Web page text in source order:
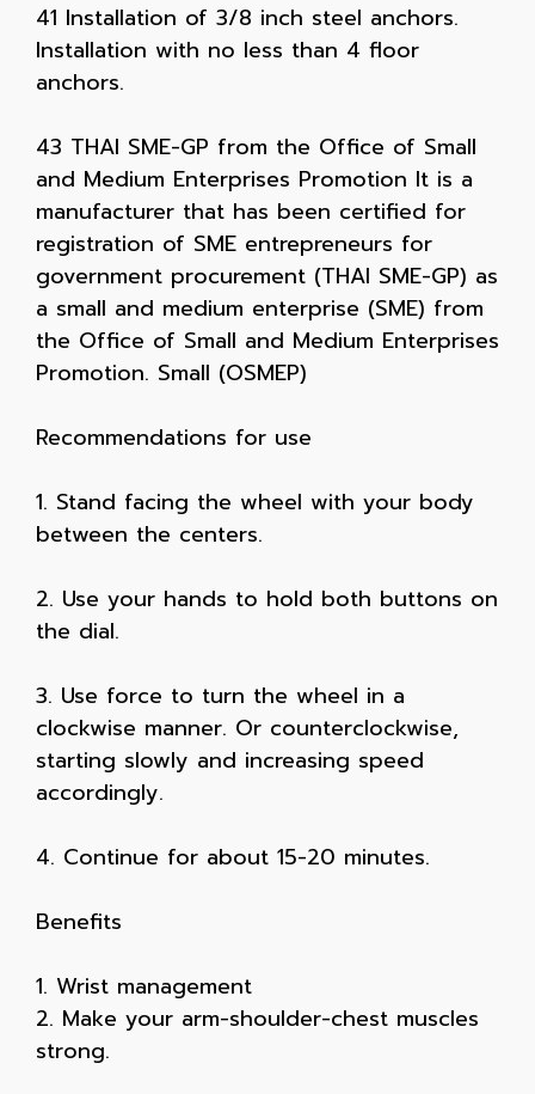
41 Installation of 3/8 inch steel anchors.
Installation with no less than 4 floor
anchors.
43 THAI SME-GP from the Office of Small
and Medium Enterprises Promotion It is a
manufacturer that has been certified for
registration of SME entrepreneurs for
government procurement (THAI SME-GP) as
a small and medium enterprise (SME) from
the Office of Small and Medium Enterprises
Promotion. Small (OSMEP)
Recommendations for use
1. Stand facing the wheel with your body
between the centers.
2. Use your hands to hold both buttons on
the dial.
3. Use force to turn the wheel in a
clockwise manner. Or counterclockwise,
starting slowly and increasing speed
accordingly.
4. Continue for about 15-20 minutes.
Benefits
1. Wrist management
2. Make your arm-shoulder-chest muscles
strong.